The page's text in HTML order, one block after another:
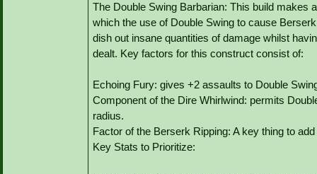
The Double Swing Barbarian: This build makes
which the use of Double Swing to cause
dish out insane quantities of damage whilst
dealt. Key factors for this construct consist of:
Echoing Fury: gives +2 assaults to Double
Component of the Dire Whirlwind: permits
radius.
Factor of the Berserk Ripping: A key thing to
Key Stats to Prioritize: